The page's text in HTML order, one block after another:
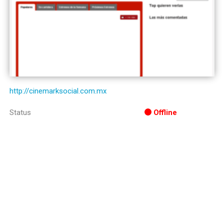
http://cinemarksocial.com.mx
Status Offline